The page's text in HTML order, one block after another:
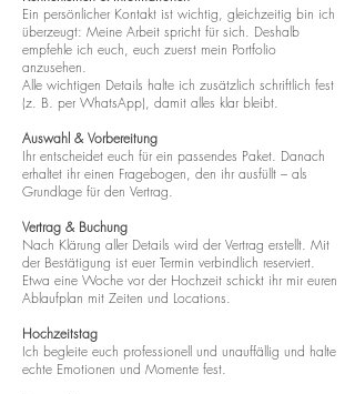
Ein persönlicher Kontakt ist wichtig, gleichzeitig bin ich
überzeugt: Meine Arbeit spricht für sich. Deshalb
empfehle ich euch, euch zuerst mein Portfolio
anzusehen.
Alle wichtigen Details halte ich zusätzlich schriftlich fest
(z. B. per WhatsApp), damit alles klar bleibt.
Auswahl & Vorbereitung
Ihr entscheidet euch für ein passendes Paket. Danach
erhaltet ihr einen Fragebogen, den ihr ausfüllt – als
Grundlage für den Vertrag.
Vertrag & Buchung
Nach Klärung aller Details wird der Vertrag erstellt. Mit
der Bestätigung ist euer Termin verbindlich reserviert.
Etwa eine Woche vor der Hochzeit schickt ihr mir euren
Ablaufplan mit Zeiten und Locations.
Hochzeitstag
Ich begleite euch professionell und unauffällig und halte
echte Emotionen und Momente fest.